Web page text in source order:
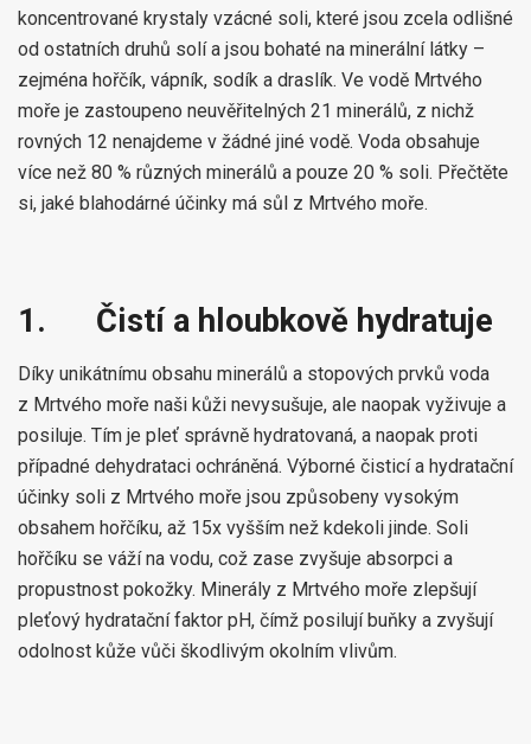
koncentrované krystaly vzácné soli, které jsou zcela odlišné
od ostatních druhů solí a jsou bohaté na minerální látky –
zejména hořčík, vápník, sodík a draslík. Ve vodě Mrtvého
moře je zastoupeno neuvěřitelných 21 minerálů, z nichž
rovných 12 nenajdeme v žádné jiné vodě. Voda obsahuje
více než 80 % různých minerálů a pouze 20 % soli. Přečtěte
si, jaké blahodárné účinky má sůl z Mrtvého moře.
1. Čistí a hloubkově hydratuje
Díky unikátnímu obsahu minerálů a stopových prvků voda
z Mrtvého moře naši kůži nevysušuje, ale naopak vyživuje a
posiluje. Tím je pleť správně hydratovaná, a naopak proti
případné dehydrataci ochráněná. Výborné čisticí a hydratační
účinky soli z Mrtvého moře jsou způsobeny vysokým
obsahem hořčíku, až 15x vyšším než kdekoli jinde. Soli
hořčíku se váží na vodu, což zase zvyšuje absorpci a
propustnost pokožky. Minerály z Mrtvého moře zlepšují
pleťový hydratační faktor pH, čímž posilují buňky a zvyšují
odolnost kůže vůči škodlivým okolním vlivům.